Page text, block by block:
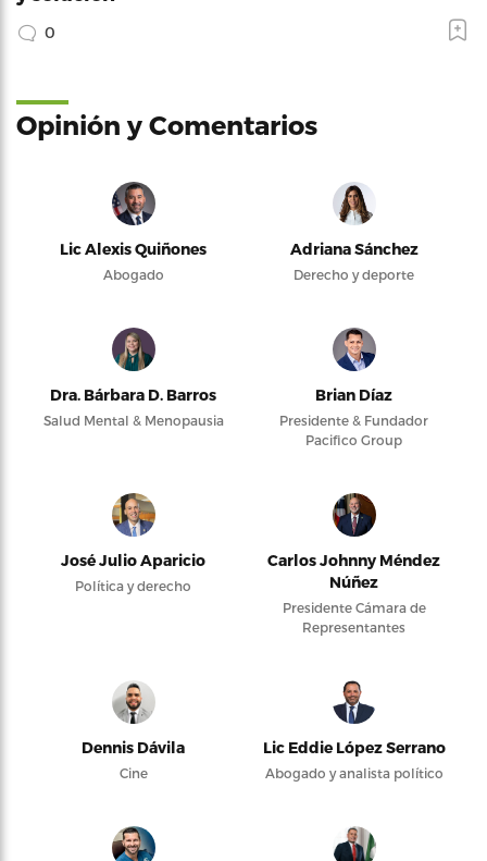
0
Opinión y Comentarios
Lic Alexis Quiñones
Abogado
Adriana Sánchez
Derecho y deporte
Dra. Bárbara D. Barros
Salud Mental & Menopausia
Brian Díaz
Presidente & Fundador
Pacifico Group
José Julio Aparicio
Política y derecho
Carlos Johnny Méndez
Núñez
Presidente Cámara de
Representantes
Dennis Dávila
Cine
Lic Eddie López Serrano
Abogado y analista político